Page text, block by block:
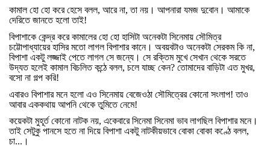
কামাল হো হো করে হেসে বলল, আরে না,তা নয়। আপনারা যমজ দুবোন। আমাকে
দেরিতে জানতে হলো তাই!
বিপাশাকে কেন্দ্র করে কামালের হো হো হাসিটা অনেকটা সিনেমায় সৌমিত্র
চট্টোপাধ্যায়ের হাসির মতো লাগল বিপাশার কানে। অবয়বটাও অনেকটা সেরকম কি না,
বিপাশা একটু লজ্জাই পেতে লাগল সে জন্যে। সে রক্তিম মুখে সেখান থেকে সরতে
উদ্যত হলেই কামাল বিচলিত কন্ঠে বলল, চলে যাচ্ছ কেন? তোমাদের বাড়িটা এত মুখর,
বসো না গল্প করি!
এবারও বিপাশার মনে হলো এও সিনেমায় বেজেওঠা সৌমিত্রের কোনো সংলাপ!তাও
আবার এককথায় আপনি থেকে তুমিতে নেমে!
কয়েকটা মুহূর্ত কোনো নাটক নয়, একেবারে সিনেমা সিনেমা ভাব লাগছিল বিপাশার মনে।
তাই সেটুকু পানসে হতে না দিয়ে বিপাশা একটু নাটকীয়ভাবে বোকা বোকা কণ্ঠে বলল,
চা... ।